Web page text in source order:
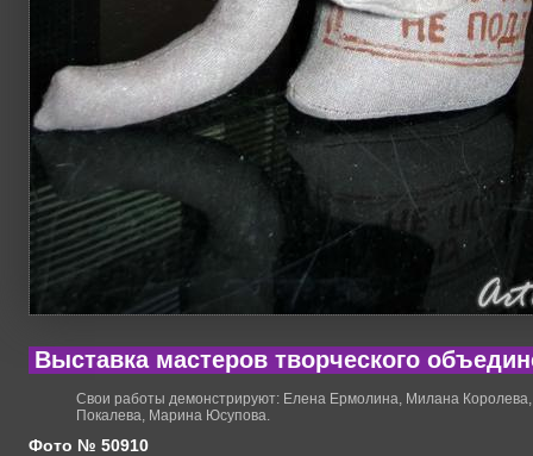
Выставка мастеров творческого
Свои работы демонстрируют: Елена Ермолина, Милана
Покалева, Марина Юсупова.
Фото № 50910